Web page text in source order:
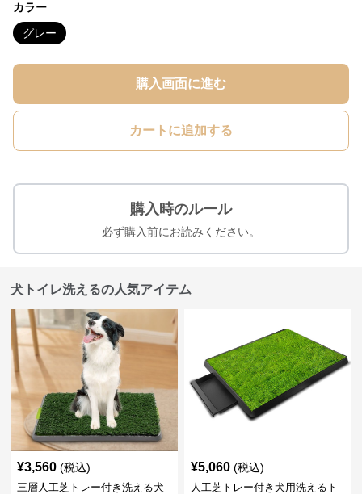
カラー
グレー
購入画面に進む
カートに追加する
購入時のルール
必ず購入前にお読みください。
犬トイレ洗えるの人気アイテム
¥3,560 (税込)
三層人工芝トレー付き洗える犬
¥5,060 (税込)
人工芝トレー付き犬用洗えるト